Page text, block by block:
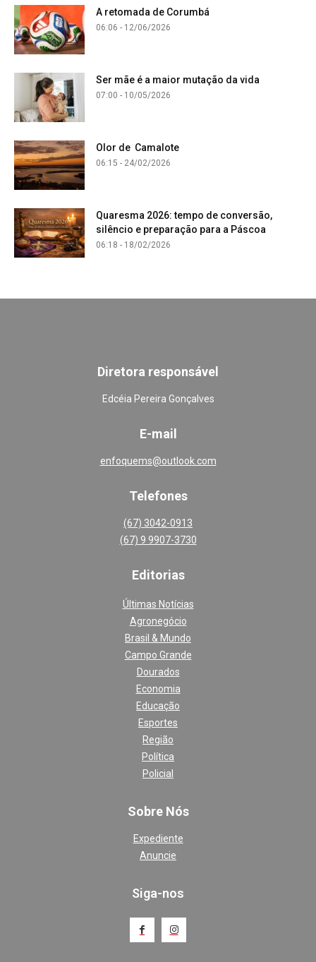
A retomada de Corumbá
06:06 - 12/06/2026
Ser mãe é a maior mutação da vida
07:00 - 10/05/2026
Olor de Camalote
06:15 - 24/02/2026
Quaresma 2026: tempo de conversão,
silêncio e preparação para a Páscoa
06:18 - 18/02/2026
Diretora responsável
Edcéia Pereira Gonçalves
E-mail
enfoquems@outlook.com
Telefones
(67) 3042-0913
(67) 9 9907-3730
Editorias
Últimas Notícias
Agronegócio
Brasil & Mundo
Campo Grande
Dourados
Economia
Educação
Esportes
Região
Política
Policial
Sobre Nós
Expediente
Anuncie
Siga-nos